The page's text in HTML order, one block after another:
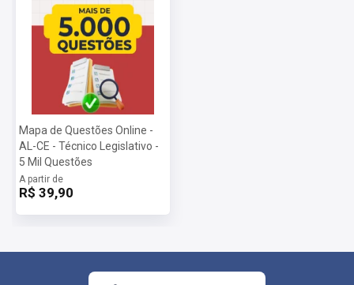
Mapa de Questões Online -
AL-CE - Técnico Legislativo -
5 Mil Questões
A partir de
R$ 39,90